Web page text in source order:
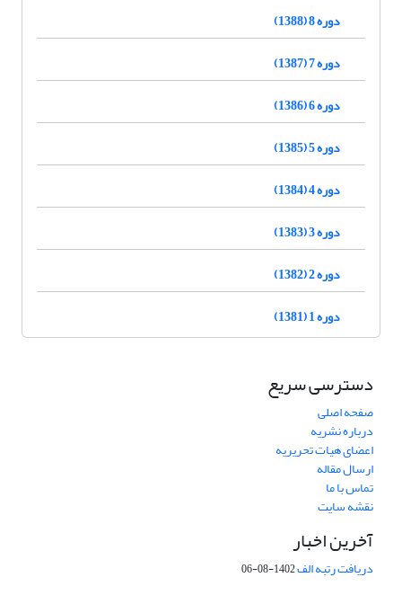
دوره 8 (1388)
دوره 7 (1387)
دوره 6 (1386)
دوره 5 (1385)
دوره 4 (1384)
دوره 3 (1383)
دوره 2 (1382)
دوره 1 (1381)
دسترسی سریع
صفحه اصلی
درباره نشریه
اعضای هیات تحریریه
ارسال مقاله
تماس با ما
نقشه سایت
آخرین اخبار
دریافت رتبه الف1402-08-06